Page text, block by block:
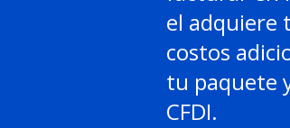
el adquiere
costos
tu paquete
CFDI.